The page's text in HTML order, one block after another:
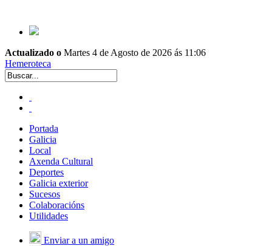
Actualizado o Martes 4 de Agosto de 2026 ás 11:06
Hemeroteca
Portada
Galicia
Local
Axenda Cultural
Deportes
Galicia exterior
Sucesos
Colaboracións
Utilidades
Enviar a un amigo